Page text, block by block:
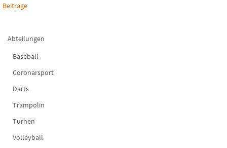
Beiträge
Abteilungen
Baseball
Coronarsport
Darts
Trampolin
Turnen
Volleyball